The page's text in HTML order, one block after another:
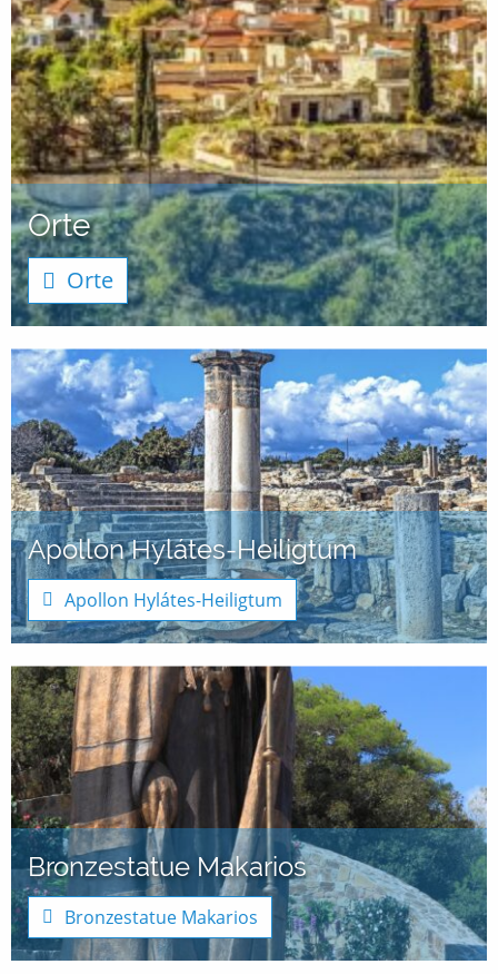
Orte
Orte
Apollon Hylátes-Heiligtum
Apollon Hylátes-Heiligtum
Bronzestatue Makarios
Bronzestatue Makarios